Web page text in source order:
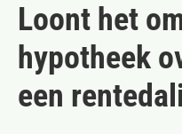
Loont het
hypotheek
een